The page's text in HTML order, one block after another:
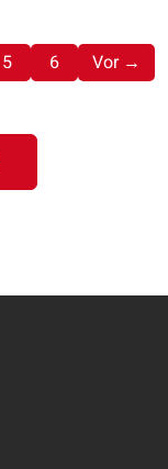
5 6 Vor →